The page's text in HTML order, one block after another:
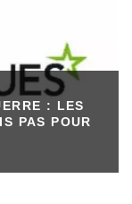
: LES
PAS POUR